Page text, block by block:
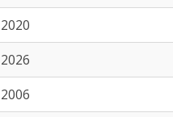
2020
2026
2006